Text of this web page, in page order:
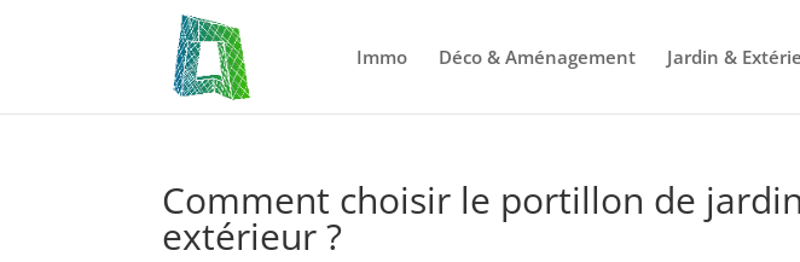
Immo Déco & Aménagement Jardin &
Comment choisir le portillon de
extérieur ?